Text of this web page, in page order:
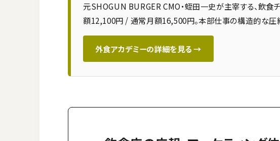
元SHOGUN BURGER CMO・蛭田一史が主宰する、飲
額12,100円 / 通常月額16,500円。本部仕事の構造的な圧
外食アカデミーの詳細を見る →